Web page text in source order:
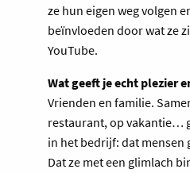
ze hun eigen weg volgen
beïnvloeden door wat ze
YouTube.
Wat geeft je echt plezier
Vrienden en familie.
restaurant, op vakantie…
in het bedrijf: dat mensen
Dat ze met een glimlach